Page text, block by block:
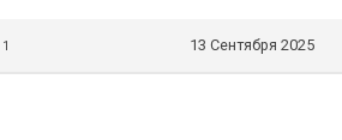
13 Сентября 2025